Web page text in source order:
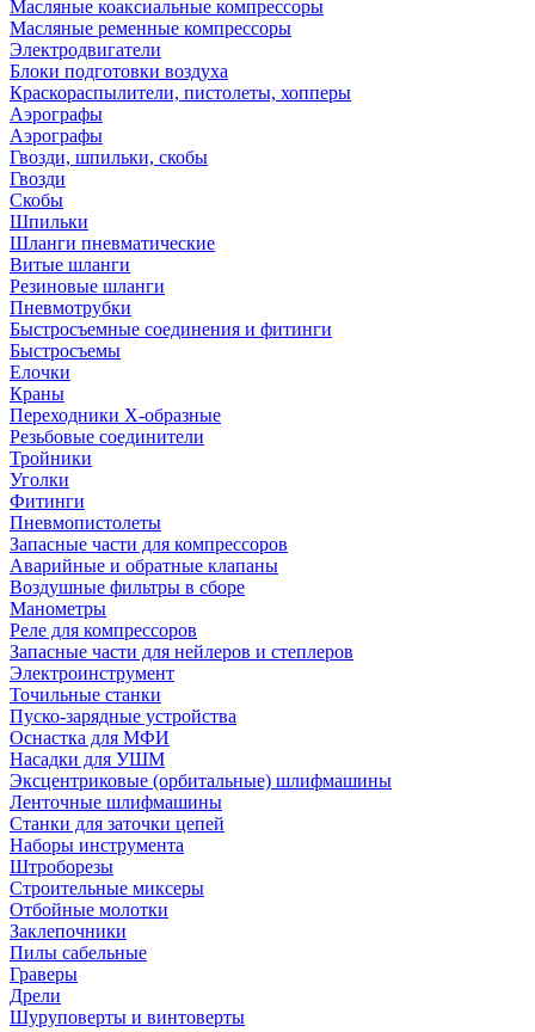
Масляные коаксиальные компрессоры
Масляные ременные компрессоры
Электродвигатели
Блоки подготовки воздуха
Краскораспылители, пистолеты, хопперы
Аэрографы
Аэрографы
Гвозди, шпильки, скобы
Гвозди
Скобы
Шпильки
Шланги пневматические
Витые шланги
Резиновые шланги
Пневмотрубки
Быстросъемные соединения и фитинги
Быстросъемы
Елочки
Краны
Переходники Х-образные
Резьбовые соединители
Тройники
Уголки
Фитинги
Пневмопистолеты
Запасные части для компрессоров
Аварийные и обратные клапаны
Воздушные фильтры в сборе
Манометры
Реле для компрессоров
Запасные части для нейлеров и степлеров
Электроинструмент
Точильные станки
Пуско-зарядные устройства
Оснастка для МФИ
Насадки для УШМ
Эксцентриковые (орбитальные) шлифмашины
Ленточные шлифмашины
Станки для заточки цепей
Наборы инструмента
Штроборезы
Строительные миксеры
Отбойные молотки
Заклепочники
Пилы сабельные
Граверы
Дрели
Шуруповерты и винтоверты